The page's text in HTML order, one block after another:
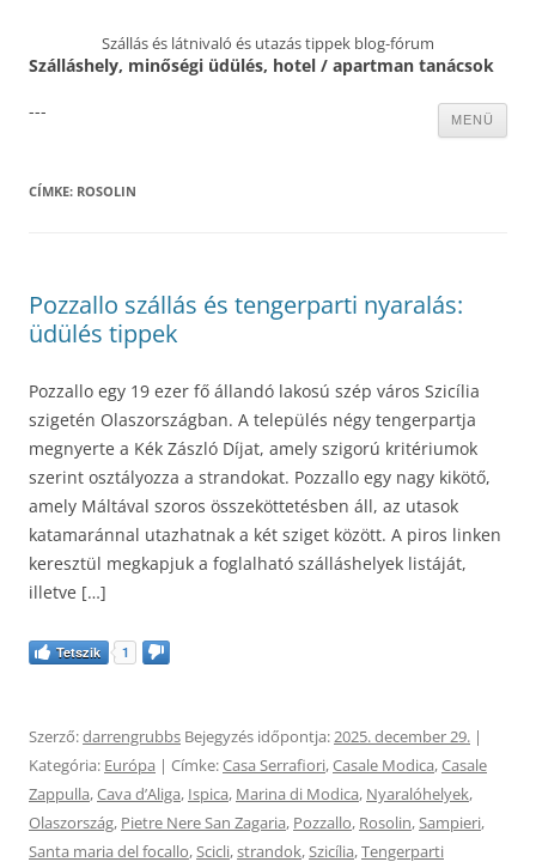
Szállás és látnivaló és utazás tippek blog-fórum
Szálláshely, minőségi üdülés, hotel / apartman tanácsok
MENÜ
---
CÍMKE: ROSOLIN
Pozzallo szállás és tengerparti nyaralás:
üdülés tippek
Pozzallo egy 19 ezer fő állandó lakosú szép város Szicília
szigetén Olaszországban. A település négy tengerpartja
megnyerte a Kék Zászló Díjat, amely szigorú kritériumok
szerint osztályozza a strandokat. Pozzallo egy nagy kikötő,
amely Máltával szoros összeköttetésben áll, az utasok
katamaránnal utazhatnak a két sziget között. A piros linken
keresztül megkapjuk a foglalható szálláshelyek listáját,
illetve […]
Tetszik 1
Szerző:darrengrubbs Bejegyzés időpontja:2025. december 29. |
Kategória: Európa | Címke:Casa Serrafiori,Casale Modica,Casale
Zappulla,Cava dʼAliga, Ispica, Marina di Modica, Nyaralóhelyek,
Olaszország, Pietre Nere San Zagaria, Pozzallo, Rosolin,Sampieri,
Santa maria del focallo,Scicli,strandok,Szicília,Tengerparti